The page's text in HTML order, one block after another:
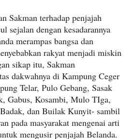
Sakman terhadap penjajah
sejalan dengan kesadarannya
merampas bangsa dan
rakyat menjadi miskin
sikap itu, Sakman
dakwahnya di Kampung Ceger
Telar, Pulo Gebang, Sasak
Gabus, Kosambi, Mulo TIga,
dan Builak Kunyit- sambil
pada masyarakat mengenai arti
mengusir penjajah Belanda.